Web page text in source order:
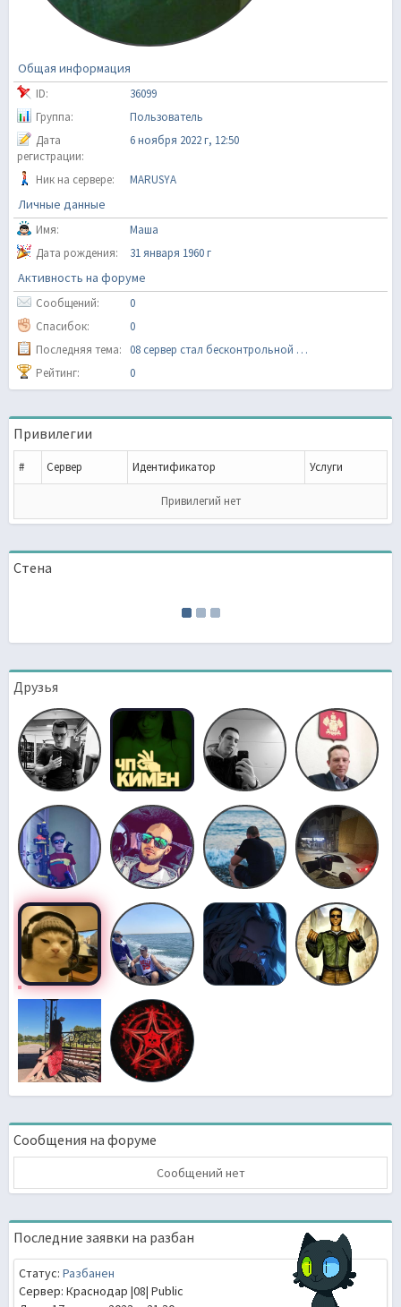
Общая информация
ID:
36099
Группа:
Пользователь
Дата
регистрации:
6 ноября 2022 г, 12:50
Ник на сервере: MARUSYA
Личные данные
Имя:
Маша
Дата рождения:
31 января 1960 г
Активность на форуме
Сообщений:
0
Спасибок:
0
Последняя тема:
08 сервер стал бесконтрольной помойкой ?
Рейтинг:
0
Привилегии
# Сервер Идентификатор Услуги
Привилегий нет
Стена
Друзья
Сообщения на форуме
Сообщений нет
Последние заявки на разбан
Статус: Разбанен
Сервер: Краснодар |08| Public